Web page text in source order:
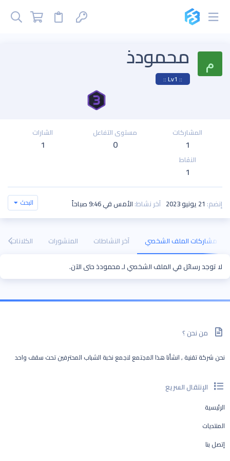
م محمودذ
:: Lv1 ::
المشاركات
1
مستوى التفاعل
0
الشارات
1
النقاط
1
إنضم 21 يونيو 2023 آخر نشاط الأمس في 9:46 صباحاً البحث
مشاركات الملف الشخصي آخر النشاطات المنشورات الكلانات
لا توجد رسائل في الملف الشخصي لـ محمودذ حتى الآن.
من نحن ؟
نحن شركة تقنية , انشأنا هذا المجتمع لنجمع نخبة الشباب المحترفين تحت سقف واحد
الإنتقال السريع
الرئيسية
المنتديات
إتصل بنا